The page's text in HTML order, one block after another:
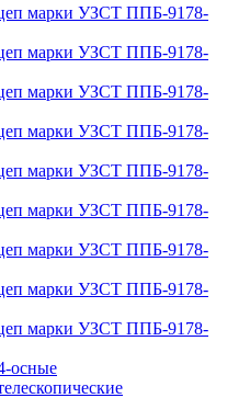
марки УЗСТ ППБ-9178-
марки УЗСТ ППБ-9178-
марки УЗСТ ППБ-9178-
марки УЗСТ ППБ-9178-
марки УЗСТ ППБ-9178-
марки УЗСТ ППБ-9178-
марки УЗСТ ППБ-9178-
марки УЗСТ ППБ-9178-
марки УЗСТ ППБ-9178-
осные